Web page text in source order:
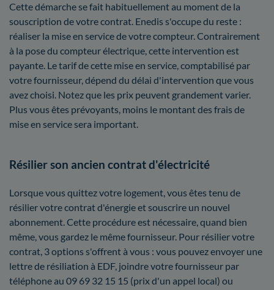
Cette démarche se fait habituellement au moment de la
souscription de votre contrat. Enedis s'occupe du reste :
réaliser la mise en service de votre compteur. Contrairement
à la pose du compteur électrique, cette intervention est
payante. Le tarif de cette mise en service, comptabilisé par
votre fournisseur, dépend du délai d'intervention que vous
avez choisi. Notez que les prix peuvent grandement varier.
Plus vous êtes prévoyants, moins le montant des frais de
mise en service sera important.
Résilier son ancien contrat d'électricité
Lorsque vous quittez votre logement, vous êtes tenu de
résilier votre contrat d'énergie et souscrire un nouvel
abonnement. Cette procédure est nécessaire, quand bien
même, vous gardez le même fournisseur. Pour résilier votre
contrat, 3 options s'offrent à vous : vous pouvez envoyer une
lettre de résiliation à EDF, joindre votre fournisseur par
téléphone au 09 69 32 15 15 (prix d'un appel local) ou